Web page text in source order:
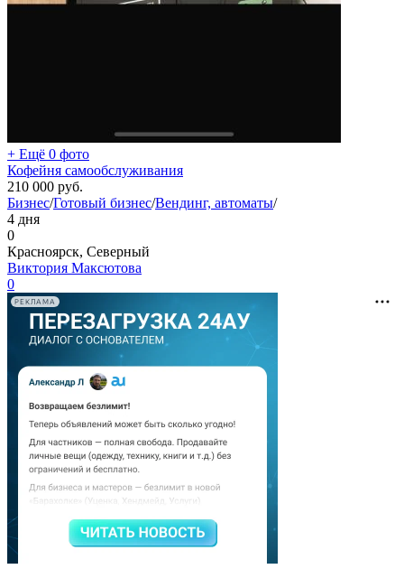
+ Ещё 0 фото
Кофейня самообслуживания
210 000 руб.
Бизнес/Готовый бизнес/Вендинг, автоматы/
4 дня
0
Красноярск, Северный
Виктория Максютова
0
РЕКЛАМА